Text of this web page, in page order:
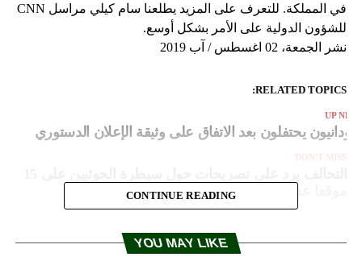
في المملكة. للتعرف على المزيد يطلعنا سام كيلي مراسل CNN
للشؤون الدولية على الأمر بشكل أوسع.
نشر الجمعة، 02 اغسطس / آب 2019
RELATED TOPICS:
UP
يحتفلون بعد الاتفاق على وثيقة الإعلان الدستوري
DON'T MISS
موقعا عسكريا في السعوديةCONTINUE READING
YOU MAY LIKE